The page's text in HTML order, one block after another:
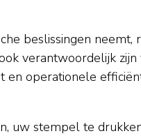
beslissingen neemt,
verantwoordelijk
en operationele
uw stempel te